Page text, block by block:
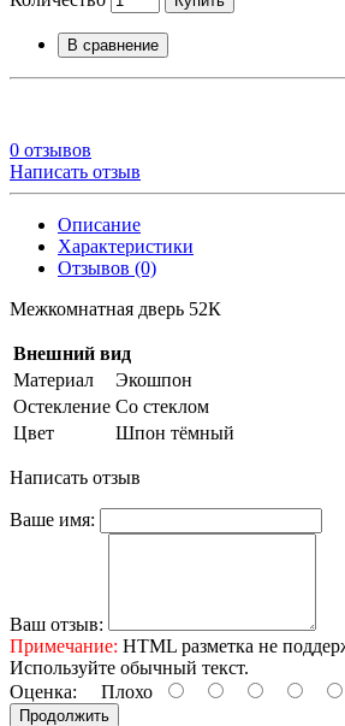
В сравнение
0 отзывов
Написать отзыв
Описание
Характеристики
Отзывов (0)
Межкомнатная дверь 52К
Внешний вид
Материал
Экошпон
Остекление Со стеклом
Цвет
Шпон тёмный
Написать отзыв
Ваше имя:
Ваш отзыв:
Примечание: HTML разметка не
Используйте обычный текст.
Оценка: Плохо
Продолжить